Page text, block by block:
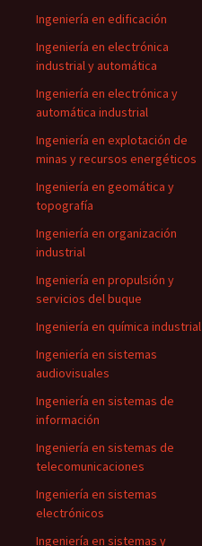
Ingeniería en edificación
Ingeniería en electrónica
industrial y automática
Ingeniería en electrónica y
automática industrial
Ingeniería en explotación de
minas y recursos energéticos
Ingeniería en geomática y
topografía
Ingeniería en organización
industrial
Ingeniería en propulsión y
servicios del buque
Ingeniería en química industrial
Ingeniería en sistemas
audiovisuales
Ingeniería en sistemas de
información
Ingeniería en sistemas de
telecomunicaciones
Ingeniería en sistemas
electrónicos
Ingeniería en sistemas y